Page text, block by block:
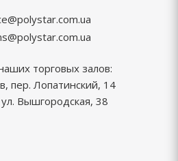
торговых залов:
пер. Лопатинский, 14
ул. Вышгородская, 38